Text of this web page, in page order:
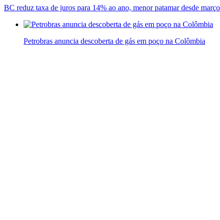
BC reduz taxa de juros para 14% ao ano, menor patamar desde
Petrobras anuncia descoberta de gás em poço na Colômbia